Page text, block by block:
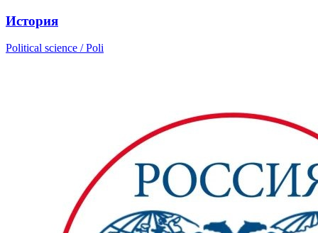
История
Political science / Poli